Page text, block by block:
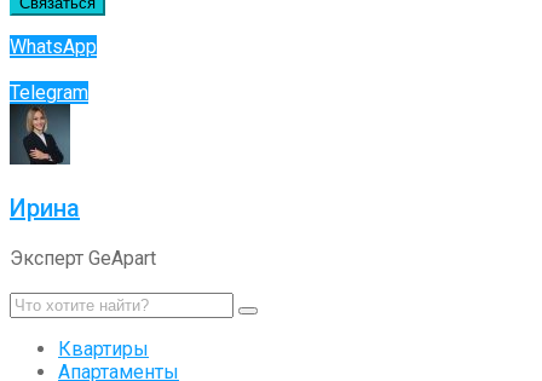
WhatsApp
Telegram
Ирина
Эксперт GeApart
Квартиры
Апартаменты